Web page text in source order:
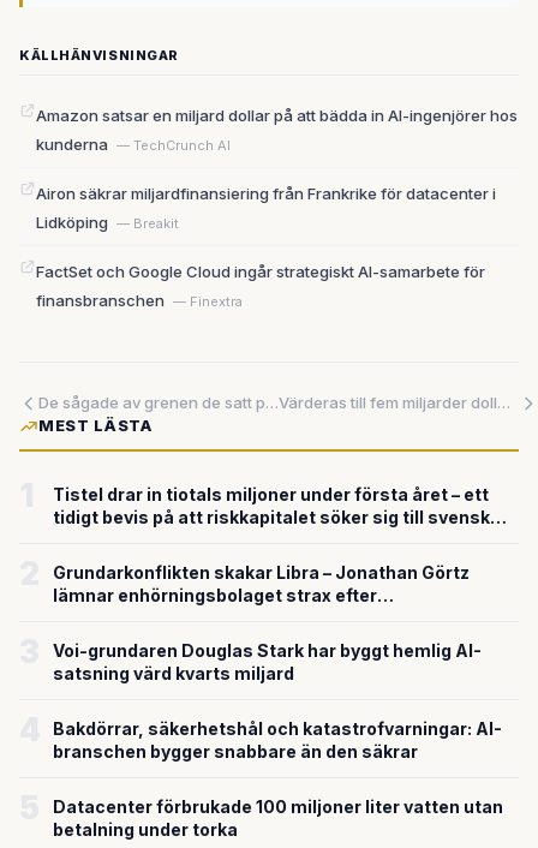
KÄLLHÄNVISNINGAR
Amazon satsar en miljard dollar på att bädda in AI-ingenjörer hos
kunderna — TechCrunch AI
Airon säkrar miljardfinansiering från Frankrike för datacenter i
Lidköping — Breakit
FactSet och Google Cloud ingår strategiskt AI-samarbete för
finansbranschen — Finextra
De sågade av grenen de satt på – så saboterade Trump sin egen digitaliseringsambition
Värderas till fem miljarder dollar – utan att ha sålt ett enda chip i stor skala: är Etched ett teknikskifte eller ett luftslott?
MEST LÄSTA
Tistel drar in tiotals miljoner under första året – ett
tidigt bevis på att riskkapitalet söker sig till svensk
Grundarkonflikten skakar Libra – Jonathan Görtz
lämnar enhörningsbolaget strax efter
Voi-grundaren Douglas Stark har byggt hemlig AI-
satsning värd kvarts miljard
Bakdörrar, säkerhetshål och katastrofvarningar: AI-
branschen bygger snabbare än den säkrar
Datacenter förbrukade 100 miljoner liter vatten utan
betalning under torka